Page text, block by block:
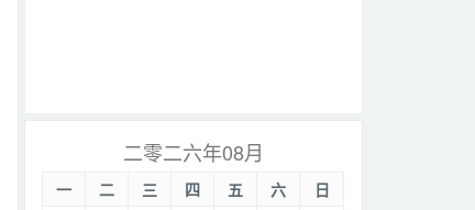
二零二六年08月
一 二 三 四 五 六
日